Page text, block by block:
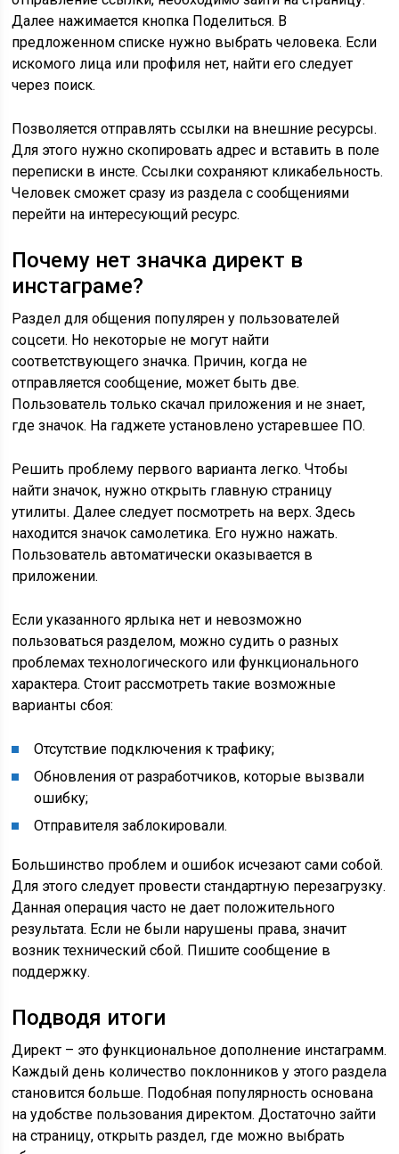
Далее нажимается кнопка Поделиться. В
предложенном списке нужно выбрать человека. Если
искомого лица или профиля нет, найти его следует
через поиск.
Позволяется отправлять ссылки на внешние ресурсы.
Для этого нужно скопировать адрес и вставить в поле
переписки в инсте. Ссылки сохраняют кликабельность.
Человек сможет сразу из раздела с сообщениями
перейти на интересующий ресурс.
Почему нет значка директ в
инстаграме?
Раздел для общения популярен у пользователей
соцсети. Но некоторые не могут найти
соответствующего значка. Причин, когда не
отправляется сообщение, может быть две.
Пользователь только скачал приложения и не знает,
где значок. На гаджете установлено устаревшее ПО.
Решить проблему первого варианта легко. Чтобы
найти значок, нужно открыть главную страницу
утилиты. Далее следует посмотреть на верх. Здесь
находится значок самолетика. Его нужно нажать.
Пользователь автоматически оказывается в
приложении.
Если указанного ярлыка нет и невозможно
пользоваться разделом, можно судить о разных
проблемах технологического или функционального
характера. Стоит рассмотреть такие возможные
варианты сбоя:
Отсутствие подключения к трафику;
Обновления от разработчиков, которые вызвали
ошибку;
Отправителя заблокировали.
Большинство проблем и ошибок исчезают сами собой.
Для этого следует провести стандартную перезагрузку.
Данная операция часто не дает положительного
результата. Если не были нарушены права, значит
возник технический сбой. Пишите сообщение в
поддержку.
Подводя итоги
Директ – это функциональное дополнение инстаграмм.
Каждый день количество поклонников у этого раздела
становится больше. Подобная популярность основана
на удобстве пользования директом. Достаточно зайти
на страницу, открыть раздел, где можно выбрать